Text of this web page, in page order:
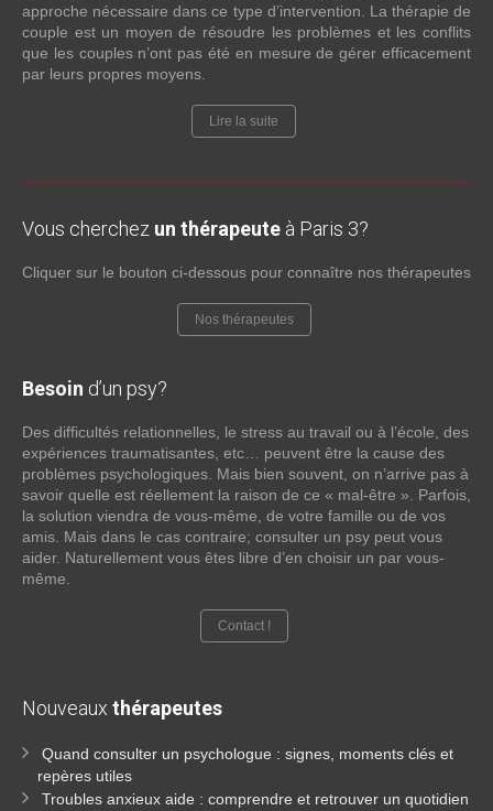
approche nécessaire dans ce type d’intervention. La thérapie de
couple est un moyen de résoudre les problèmes et les conflits
que les couples n’ont pas été en mesure de gérer efficacement
par leurs propres moyens.
Lire la suite
Vous cherchez un thérapeute à Paris 3?
Cliquer sur le bouton ci-dessous pour connaître nos thérapeutes
Nos thérapeutes
Besoin d’un psy?
Des difficultés relationnelles, le stress au travail ou à l’école, des
expériences traumatisantes, etc… peuvent être la cause des
problèmes psychologiques. Mais bien souvent, on n’arrive pas à
savoir quelle est réellement la raison de ce « mal-être ». Parfois,
la solution viendra de vous-même, de votre famille ou de vos
amis. Mais dans le cas contraire; consulter un psy peut vous
aider. Naturellement vous êtes libre d’en choisir un par vous-
même.
Contact !
Nouveaux thérapeutes
Quand consulter un psychologue : signes, moments clés et
repères utiles
Troubles anxieux aide : comprendre et retrouver un quotidien